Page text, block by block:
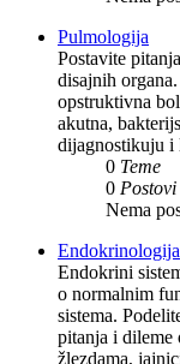
Pulmologija
Postavite
disajnih
opstruktivna
akutna,
dijagnostikuju i
0 Teme
0 Postovi
Nema
Endokrinologija
Endokrini
o normalnim
sistema.
pitanja i dileme
žlezdama,